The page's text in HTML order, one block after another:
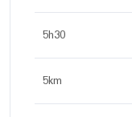
5h30
5km